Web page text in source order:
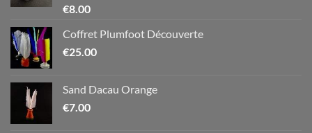
Note5.00
€8.00
Coffret Plumfoot Découverte
€25.00
Sand Dacau Orange
€7.00